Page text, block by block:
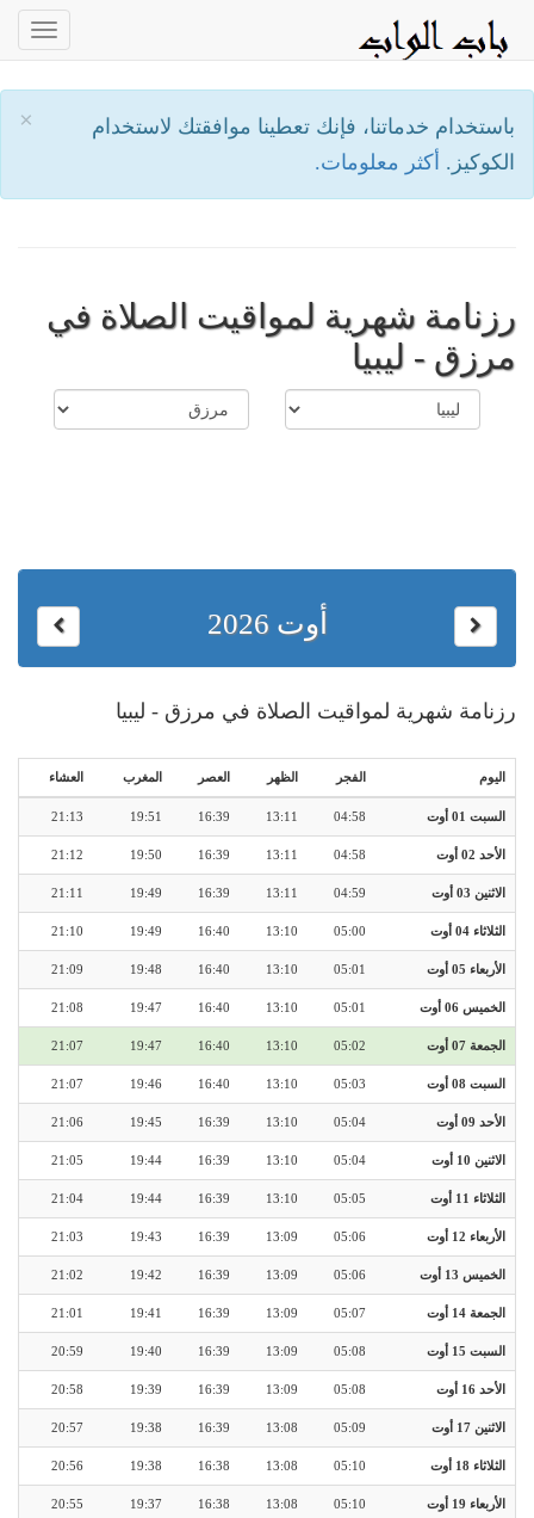
×
باستخدام خدماتنا، فإنك تعطينا موافقتك لاستخدام
الكوكيز. أكثر معلومات.
رزنامة شهرية لمواقيت الصلاة في
مرزق - ليبيا
أوت 2026
رزنامة شهرية لمواقيت الصلاة في مرزق - ليبيا
اليوم الفجر الظهر العصر المغرب العشاء
السبت 01 أوت 04:58
13:11
16:39
19:51
21:13
الأحد 02 أوت 04:58
13:11
16:39
19:50
21:12
الاثنين 03 أوت 04:59
13:11
16:39
19:49
21:11
الثلاثاء 04 أوت 05:00
13:10
16:40
19:49
21:10
الأربعاء 05 أوت 05:01
13:10
16:40
19:48
21:09
الخميس 06 أوت 05:01
13:10
16:40
19:47
21:08
الجمعة 07 أوت 05:02
13:10
16:40
19:47
21:07
السبت 08 أوت 05:03
13:10
16:40
19:46
21:07
الأحد 09 أوت 05:04
13:10
16:39
19:45
21:06
الاثنين 10 أوت 05:04
13:10
16:39
19:44
21:05
الثلاثاء 11 أوت 05:05
13:10
16:39
19:44
21:04
الأربعاء 12 أوت 05:06
13:09
16:39
19:43
21:03
الخميس 13 أوت 05:06
13:09
16:39
19:42
21:02
الجمعة 14 أوت 05:07
13:09
16:39
19:41
21:01
السبت 15 أوت 05:08
13:09
16:39
19:40
20:59
الأحد 16 أوت 05:08
13:09
16:39
19:39
20:58
الاثنين 17 أوت 05:09
13:08
16:39
19:38
20:57
الثلاثاء 18 أوت 05:10
13:08
16:38
19:38
20:56
الأربعاء 19 أوت 05:10
13:08
16:38
19:37
20:55